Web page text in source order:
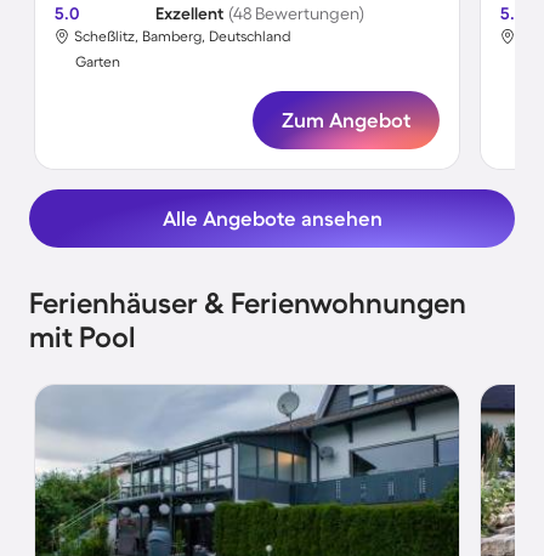
5.0 Exzellent (48 Bewertungen)
Scheßlitz, Bamberg, Deutschland
Garten
Zum Angebot
5.0
Alle Angebote ansehen
Ferienhäuser & Ferienwohnungen
mit Pool